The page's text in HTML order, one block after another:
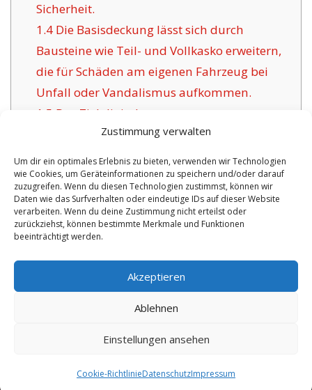
Zustimmung verwalten
Um dir ein optimales Erlebnis zu bieten, verwenden wir Technologien
wie Cookies, um Geräteinformationen zu speichern und/oder darauf
zuzugreifen. Wenn du diesen Technologien zustimmst, können wir
Daten wie das Surfverhalten oder eindeutige IDs auf dieser Website
verarbeiten. Wenn du deine Zustimmung nicht erteilst oder
zurückziehst, können bestimmte Merkmale und Funktionen
beeinträchtigt werden.
Akzeptieren
Ablehnen
Einstellungen ansehen
Cookie-RichtlinieDatenschutzImpressum
Sicherheit.
1.4Die Basisdeckung lässt sich durch
Bausteine wie Teil- und Vollkasko erweitern,
die für Schäden am eigenen Fahrzeug bei
Unfall oder Vandalismus aufkommen.
1.5 Das Ziel digitaler
Versicherungsgesellschaften für Lauanne:
1.6
Positive Aspekte dieser angebotenen
Versicherung in Lauanne:
1.6.1Überschaubare Wahlmöglichkeiten
und Zertifikat:
No tags for this post.
Copyright 2026 by digi-versicherung.de - Versicherung in der Nähe |
9.8.2026